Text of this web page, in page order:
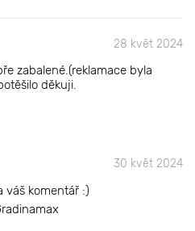
28 květ 2024
zabalené.(reklamace byla
děkuji.
30 květ 2024
váš komentář :)